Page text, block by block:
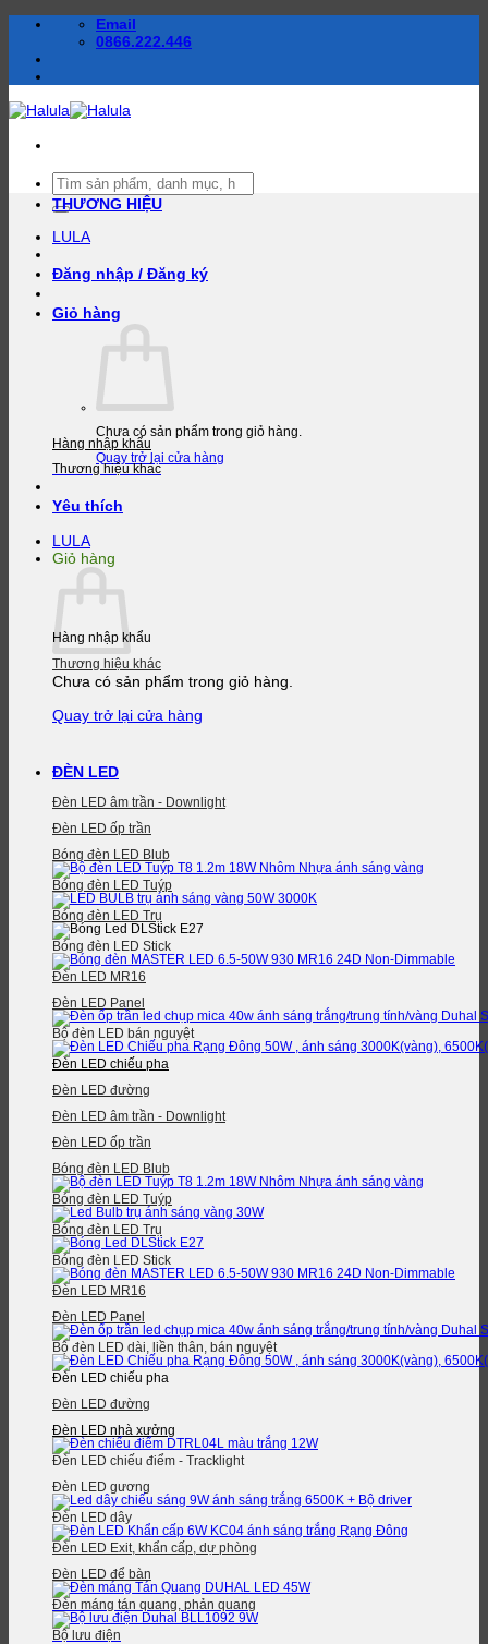
dung
Email
0866.222.446
Tìm
kiếm:
LULA
Đăng nhập / Đăng ký
Giỏ hàng
Chưa có sản phẩm trong giỏ hàng.
Quay trở lại cửa hàng
Yêu thích
LULA
Giỏ hàng
Chưa có sản phẩm trong giỏ hàng.
Quay trở lại cửa hàng
THƯƠNG HIỆU
Hàng nhập khẩu
Thương hiệu khác
Hàng nhập khẩu
Thương hiệu khác
ĐÈN LED
Đèn LED âm trần - Downlight
Đèn LED ốp trần
Bóng đèn LED Blub
Bóng đèn LED Tuýp
Bóng đèn LED Trụ
Bóng đèn LED Stick
Đèn LED MR16
Đèn LED Panel
Bộ đèn LED bán nguyệt
Đèn LED chiếu pha
Đèn LED đường
Đèn LED âm trần - Downlight
Đèn LED ốp trần
Bóng đèn LED Blub
Bóng đèn LED Tuýp
Bóng đèn LED Trụ
Bóng đèn LED Stick
Đèn LED MR16
Đèn LED Panel
Bộ đèn LED dài, liền thân, bán nguyệt
Đèn LED chiếu pha
Đèn LED đường
Đèn LED nhà xưởng
Đèn LED chiếu điểm - Tracklight
Đèn LED gương
Đèn LED dây
Đèn LED Exit, khẩn cấp, dự phòng
Đèn LED để bàn
Đèn máng tán quang, phản quang
Bộ lưu điện